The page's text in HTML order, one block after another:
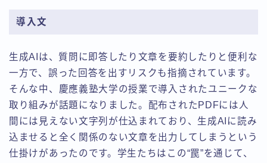
導入文
生成AIは、質問に即答したり文章を要約したりと便利な
一方で、誤った回答を出すリスクも指摘されています。
そんな中、慶應義塾大学の授業で導入されたユニークな
取り組みが話題になりました。配布されたPDFには人
間には見えない文字列が仕込まれており、生成AIに読み
込ませると全く関係のない文章を出力してしまうという
仕掛けがあったのです。学生たちはこの“罠”を通じて、